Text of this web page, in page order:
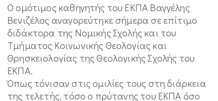
Ο ομότιμος καθηγητής του ΕΚΠΑ Βαγγέλης
Βενιζέλος αναγορεύτηκε σήμερα σε επίτιμο
διδάκτορα της Νομικής Σχολής και του
Τμήματος Κοινωνικής Θεολογίας και
Θρησκειολογίας της Θεολογικής Σχολής του
ΕΚΠΑ.
Όπως τόνισαν στις ομιλίες τους στη διάρκεια
της τελετής, τόσο ο πρύτανης του ΕΚΠΑ όσο